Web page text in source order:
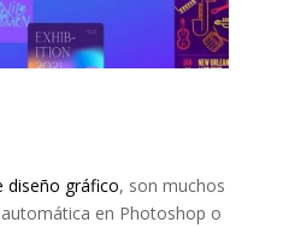
diseño gráfico, son muchos
en Photoshop o